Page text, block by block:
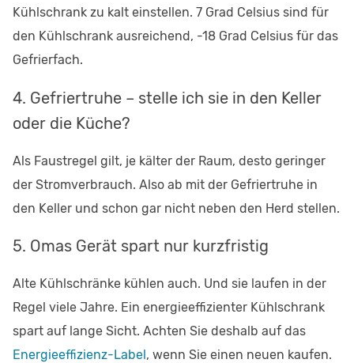
Kühlschrank zu kalt einstellen. 7 Grad Celsius sind für
den Kühlschrank ausreichend, -18 Grad Celsius für das
Gefrierfach.
4. Gefriertruhe – stelle ich sie in den Keller
oder die Küche?
Als Faustregel gilt, je kälter der Raum, desto geringer
der Stromverbrauch. Also ab mit der Gefriertruhe in
den Keller und schon gar nicht neben den Herd stellen.
5. Omas Gerät spart nur kurzfristig
Alte Kühlschränke kühlen auch. Und sie laufen in der
Regel viele Jahre. Ein energieeffizienter Kühlschrank
spart auf lange Sicht. Achten Sie deshalb auf das
Energieeffizienz-Label, wenn Sie einen neuen kaufen.